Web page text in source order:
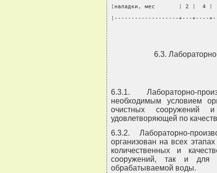
¦наладки, мес       ¦ 2 ¦  4
¦-------------------+---+----
6.3.
6.3.1. Лабораторно-
необходимым условием
очистных сооружений
удовлетворяющей по
6.3.2. Лабораторно-
организован на всех
количественных и
сооружений, так и для
обрабатываемой воды.